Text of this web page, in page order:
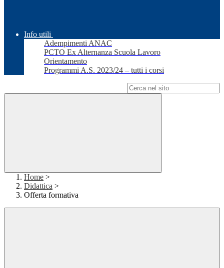
Info utili
Adempimenti ANAC
PCTO Ex Alternanza Scuola Lavoro
Orientamento
Programmi A.S. 2023/24 – tutti i corsi
Home >
Didattica >
Offerta formativa